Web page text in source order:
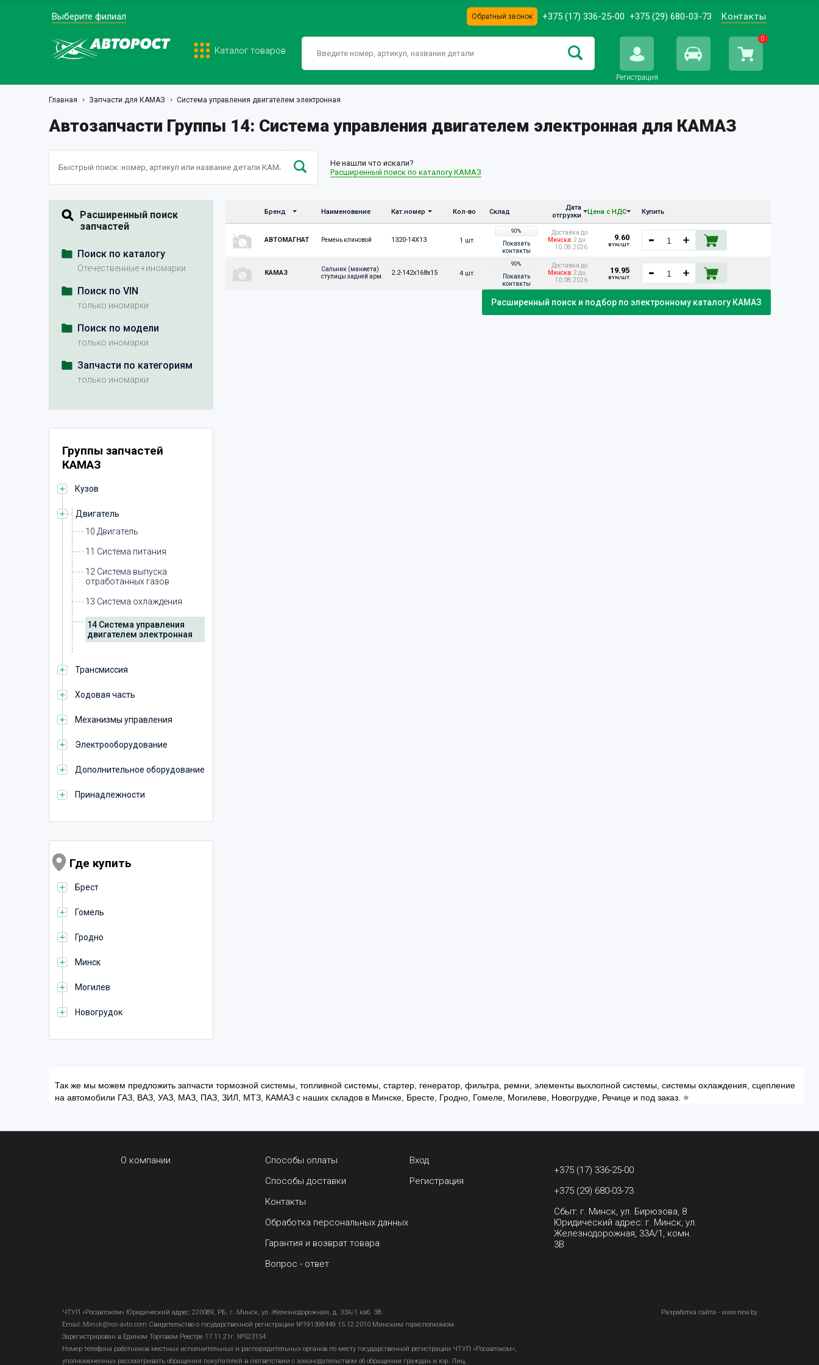
Выберите филиал Обратный звонок +375 (17) 336-25-00 +375 (29) 680-03-73 Контакты
Каталог товаров
Регистрация
0
Главная Запчасти для КАМАЗ Система управления двигателем электронная
Автозапчасти Группы 14: Система управления двигателем электронная для КАМАЗ
Не нашли что искали?
Расширенный поиск по каталогу КАМАЗ
Расширенный поиск
запчастей
Поиск по каталогу
Отечественные +иномарки
Поиск по VIN
только иномарки
Поиск по модели
только иномарки
Запчасти по категориям
только иномарки
Группы запчастей
КАМАЗ
Кузов
Двигатель
10 Двигатель
11 Система питания
12 Система выпуска
отработанных газов
13 Система охлаждения
14 Система управления
двигателем электронная
Трансмиссия
Ходовая часть
Механизмы управления
Электрооборудование
Дополнительное оборудование
Принадлежности
Где купить
Брест
Гомель
Гродно
Минск
Могилев
Новогрудок
Бренд Наименование Кат.номер Кол-во Склад
Дата
отгрузки
Цена с НДС Купить
АВТОМАГНАТ Ремень клиновой 1320-14X13 1 шт.
90%
Показать
контакты
Доставка до
Минска:2 дн.
10.08.2026
9.60
BYN/ШТ.
КАМАЗ
Сальник (манжета)
ступицы задней арм.
2.2-142х168х15 4 шт.
90%
Показать
контакты
Доставка до
Минска:2 дн.
10.08.2026
19.95
BYN/ШТ.
Расширенный поиск и подбор по электронному каталогу КАМАЗ
Так же мы можем предложить запчасти тормозной системы, топливной системы, стартер, генератор, фильтра, ремни, элементы выхлопной системы, системы охлаждения, сцепление
на автомобили ГАЗ, ВАЗ, УАЗ, МАЗ, ПАЗ, ЗИЛ, МТЗ, КАМАЗ с наших складов в Минске, Бресте, Гродно, Гомеле, Могилеве, Новогрудке, Речице и под заказ. ⭐
О компании
Способы оплаты
Способы доставки
Контакты
Обработка персональных данных
Гарантия и возврат товара
Вопрос - ответ
Вход
Регистрация
+375 (17) 336-25-00
+375 (29) 680-03-73
Сбыт: г. Минск, ул. Бирюзова, 8
Юридический адрес: г. Минск, ул.
Железнодорожная, 33А/1, комн.
3В
ЧТУП «Росавтоком» Юридический адрес: 220089, РБ, г. Минск, ул. Железнодорожная, д. 33А/1 каб. 3В.
Email: Minsk@ros-avto.com Свидетельство о государственной регистрации №191398449 15.12.2010 Минским горисполкомом.
Зарегистрирован в Едином Торговом Реестре 17.11.21г. №523154
Номер телефона работников местных исполнительных и распорядительных органов по месту государственной регистрации ЧТУП «Росавтоком»,
уполномоченных рассматривать обращения покупателей в соответствии с законодательством об обращении граждан и юр. Лиц,
Разработка сайта - www.new.by